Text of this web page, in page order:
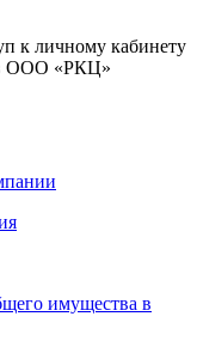
к личному кабинету
в ООО «РКЦ»
имущества в